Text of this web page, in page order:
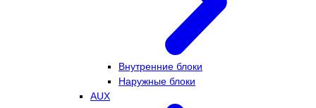
Внутренние блоки
Наружные блоки
AUX